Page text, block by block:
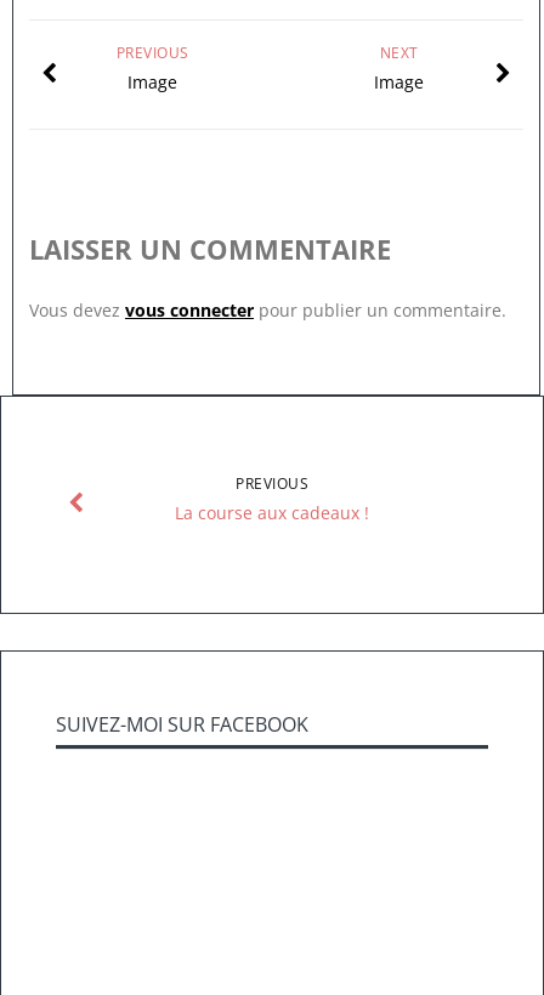
NEXT
Image
PREVIOUS
Image
LAISSER UN COMMENTAIRE
Vous devez vous connecterpour publier un commentaire.
PREVIOUS
La course aux cadeaux !
SUIVEZ-MOI SUR FACEBOOK